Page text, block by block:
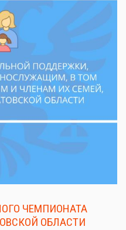
ЧЕМПИОНАТА
ОБЛАСТИ